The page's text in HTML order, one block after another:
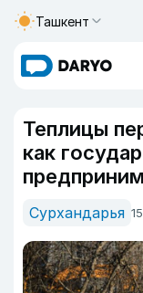
Ташкент
Теплицы
как
Сурхандарья